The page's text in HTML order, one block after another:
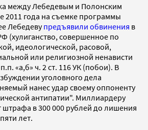
между Лебедевым и Полонским
2011 года на съемке программы
Лебедевупредъявили обвинения в
(хулиганство, совершенное по
идеологической, расовой,
или религиозной ненависти
«а,б» ч. 2 ст. 116 УК (побои). В
уголовного дела
нанес удар своему оппоненту
антипатии". Миллиардеру
штрафа в 300 000 рублей до лишения
лет.